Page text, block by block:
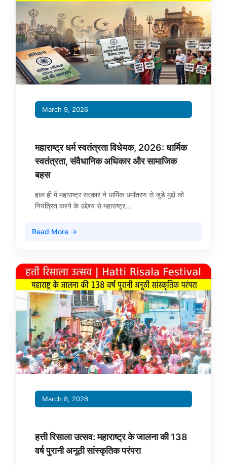
March 9, 2026
महाराष्ट्र धर्म स्वतंत्रता विधेयक, 2026: धार्मिक
स्वतंत्रता, संवैधानिक अधिकार और सामाजिक
बहस
हाल ही में महाराष्ट्र सरकार ने धार्मिक धर्मांतरण से जुड़े मुद्दों को
नियंत्रित करने के उद्देश्य से महाराष्ट्र…
Read More →
March 8, 2026
हत्ती रिसाला उत्सव: महाराष्ट्र के जालना की 138
वर्ष पुरानी अनूठी सांस्कृतिक परंपरा